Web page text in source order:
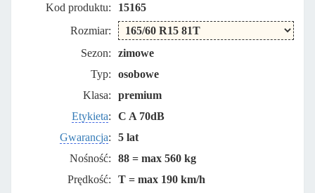
Kod produktu:
15165
Rozmiar:
Sezon:
zimowe
Typ:
osobowe
Klasa:
premium
Etykieta:
C A 70dB
Gwarancja:
5 lat
Nośność:
88 = max 560 kg
Prędkość:
T = max 190 km/h